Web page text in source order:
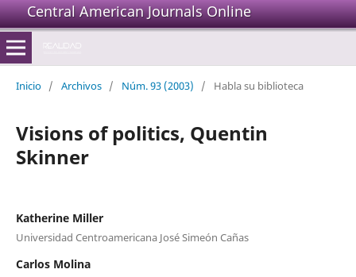
Central American Journals Online
Inicio / Archivos / Núm. 93 (2003) / Habla su biblioteca
Visions of politics, Quentin
Skinner
Katherine Miller
Universidad Centroamericana José Simeón Cañas
Carlos Molina